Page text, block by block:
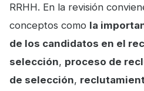
RRHH. En la revisión
conceptos como la
de los candidatos en el
selección, proceso de
de selección,